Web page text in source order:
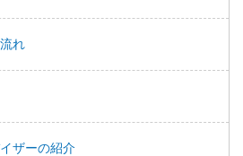
れ
ザーの紹介